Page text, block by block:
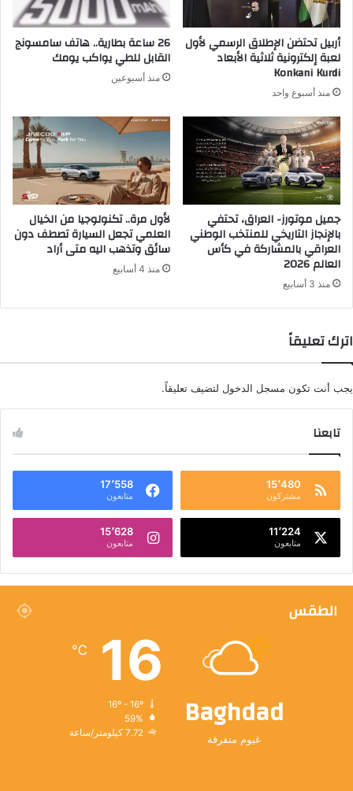
ر
و
ن
ي
أربيل تحتضن الإطلاق الرسمي لأول
لعبة إلكترونية ثلاثية الأبعاد
Konkani Kurdi
منذ أسبوع واحد
26 ساعة بطارية.. هاتف سامسونج
القابل للطي يواكب يومك
منذ أسبوعين
جميل موتورز- العراق، تحتفي
بالإنجاز التاريخي للمنتخب الوطني
العراقي بالمشاركة في كأس
العالم 2026
منذ 3 أسابيع
لأول مرة.. تكنولوجيا من الخيال
العلمي تجعل السيارة تصطف دون
سائق وتذهب اليه متى أراد
منذ 4 أسابيع
اترك تعليقاً
يجب أنت تكون مسجل الدخول لتضيف تعليقاً.
تابعنا
15٬480
مشتركون
17٬558
متابعون
11٬224
متابعون
15٬628
متابعون
الطقس
Baghdad
غيوم متفرقة
16
℃
59%
7.72 كيلومتر/ساعة